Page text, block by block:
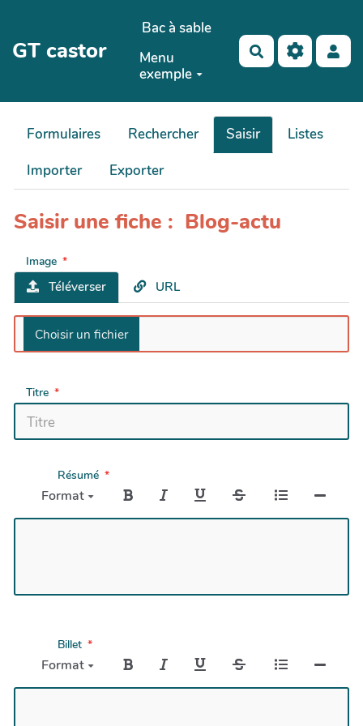
Aller au contenu principal
GT castor
Bac à sable
Menu
exemple
Rechercher
Formulaires Rechercher Saisir
Listes
Importer
Exporter
Saisir une fiche : Blog-actu
Image
Téléverser URL
Titre
Résumé
Format
Billet
Format